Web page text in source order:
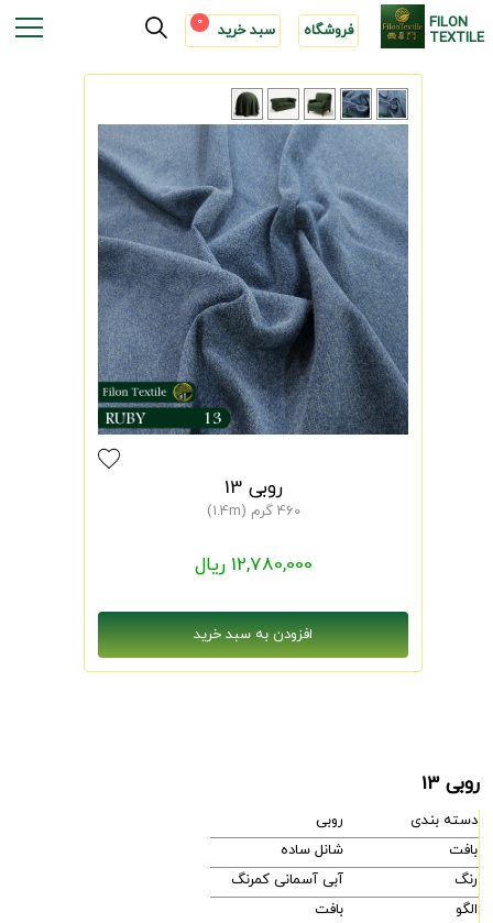
FILON
TEXTILE فروشگاه سبد خرید 0
روبی 13
460 گرم (1.4m)
12,780,000 ریال
روبی 13
دسته بندی
روبی
بافت
شانل ساده
رنگ
آبی آسمانی کمرنگ
الگو
بافت